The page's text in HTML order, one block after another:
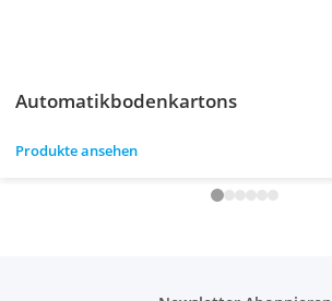
Automatikbodenkartons
Produkte ansehen